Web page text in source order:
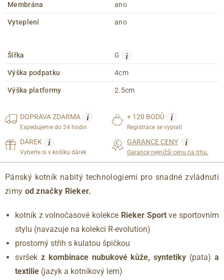
Membrána ano
Vyteplení ano
Šířka G i
Výška podpatku 4cm
Výška platformy 2.5cm
DOPRAVAZDARMA i
Expedujeme do 24 hodin
+ 120 BODŮ i
Registrace se vyplatí
DÁREK i
Vyberte si v košíku dárek
GARANCE CENY i
Garance nejnižší cenu na trhu.
Pánský kotník nabitý technologiemi pro snadné zvládnutí
zimy od značky Rieker.
kotník z volnočasové kolekce Rieker Sportve sportovním
stylu (navazuje na kolekci R-evolution)
prostorný střih s kulatou špičkou
svršek z kombinace nubukové kůže, syntetiky (pata)a
textilie (jazyk a kotníkový lem)